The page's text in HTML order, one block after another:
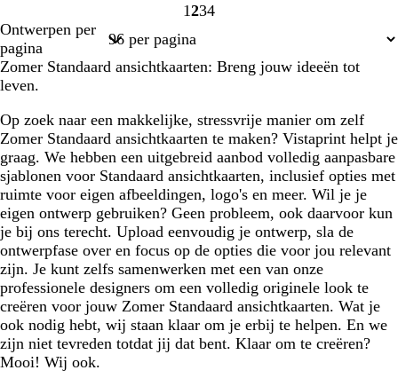
Pagina
1
1 Pagina
2
2Pagina
3Pagina
4
Ontwerpen per
pagina
Zomer Standaard ansichtkaarten: Breng jouw ideeën tot
leven.
Op zoek naar een makkelijke, stressvrije manier om zelf
Zomer Standaard ansichtkaarten te maken? Vistaprint helpt je
graag. We hebben een uitgebreid aanbod volledig aanpasbare
sjablonen voor Standaard ansichtkaarten, inclusief opties met
ruimte voor eigen afbeeldingen, logo's en meer. Wil je je
eigen ontwerp gebruiken? Geen probleem, ook daarvoor kun
je bij ons terecht. Upload eenvoudig je ontwerp, sla de
ontwerpfase over en focus op de opties die voor jou relevant
zijn. Je kunt zelfs samenwerken met een van onze
professionele designers om een volledig originele look te
creëren voor jouw Zomer Standaard ansichtkaarten. Wat je
ook nodig hebt, wij staan klaar om je erbij te helpen. En we
zijn niet tevreden totdat jij dat bent. Klaar om te creëren?
Mooi! Wij ook.